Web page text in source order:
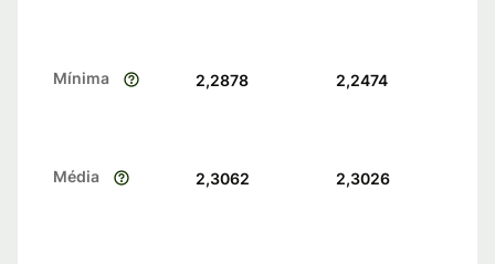
Mínima 2,2878 2,2474
Média 2,3062 2,3026